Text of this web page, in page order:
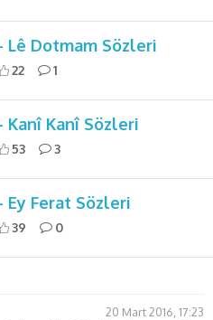
Lê Dotmam Sözleri
22 1
Kanî Kanî Sözleri
53 3
Ey Ferat Sözleri
39 0
20 Mart 2016, 17:23